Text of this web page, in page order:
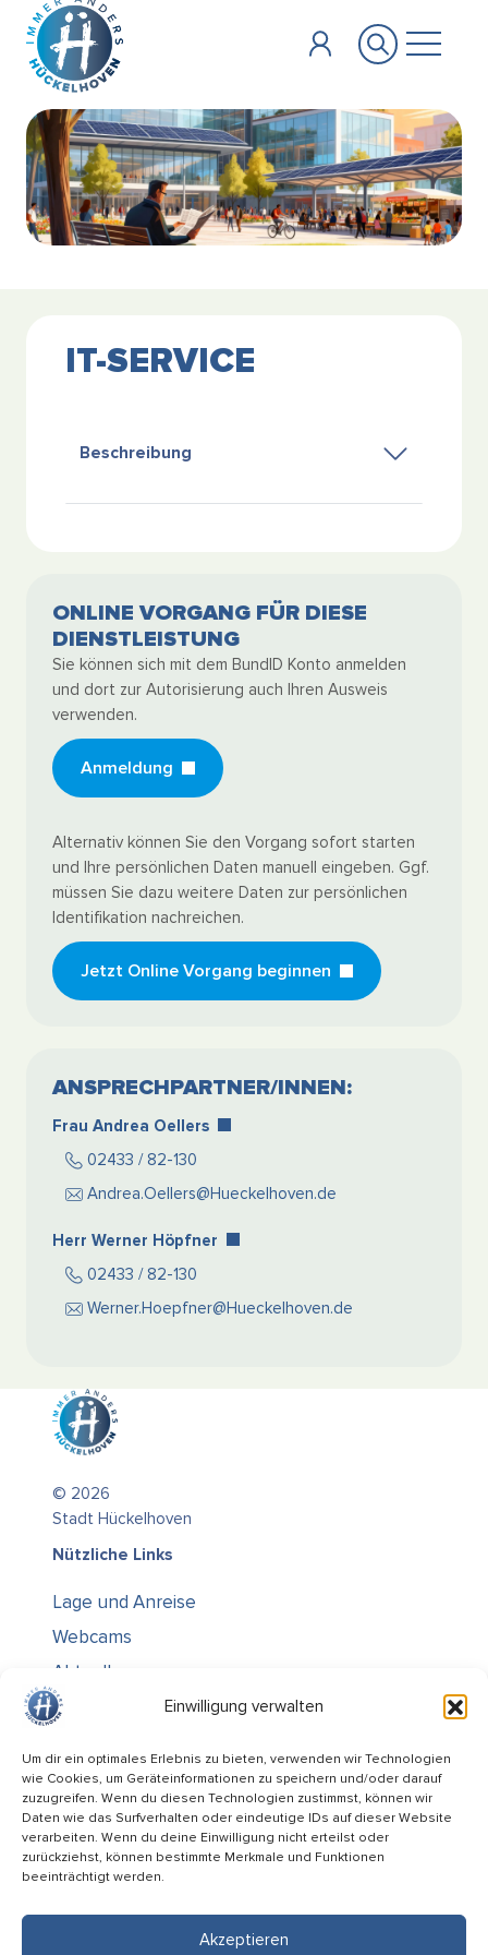
Einwilligung verwalten
Um dir ein optimales Erlebnis zu bieten, verwenden wir Technologien
wie Cookies, um Geräteinformationen zu speichern und/oder darauf
zuzugreifen. Wenn du diesen Technologien zustimmst, können wir
Daten wie das Surfverhalten oder eindeutige IDs auf dieser Website
verarbeiten. Wenn du deine Einwilligung nicht erteilst oder
zurückziehst, können bestimmte Merkmale und Funktionen
beeinträchtigt werden.
Akzeptieren
Zum Hauptinhalt springen
IT-SERVICE
Beschreibung
ONLINE VORGANG FÜR DIESE
DIENSTLEISTUNG
Sie können sich mit dem BundID Konto anmelden
und dort zur Autorisierung auch Ihren Ausweis
verwenden.
Anmeldung
Alternativ können Sie den Vorgang sofort starten
und Ihre persönlichen Daten manuell eingeben. Ggf.
müssen Sie dazu weitere Daten zur persönlichen
Identifikation nachreichen.
Jetzt Online Vorgang beginnen
ANSPRECHPARTNER/INNEN:
Frau Andrea Oellers
02433 / 82-130
Andrea.Oellers@Hueckelhoven.de
Herr Werner Höpfner
02433 / 82-130
Werner.Hoepfner@Hueckelhoven.de
© 2026
Stadt Hückelhoven
Nützliche Links
Lage und Anreise
Webcams
Aktuelles
Über uns
Kontakt / Öffnungszeiten
Alle Ämter
Stellenausschreibungen
Rechtliches